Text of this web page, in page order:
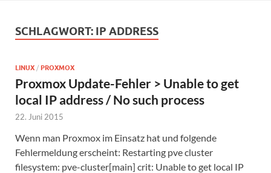
SCHLAGWORT: IP ADDRESS
LINUX / PROXMOX
Proxmox Update-Fehler > Unable to get
local IP address / No such process
22. Juni 2015
Wenn man Proxmox im Einsatz hat und folgende
Fehlermeldung erscheint: Restarting pve cluster
filesystem: pve-cluster[main] crit: Unable to get local IP